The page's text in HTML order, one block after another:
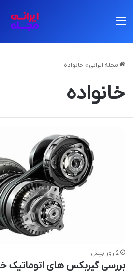
مجله ایرانی » خانواده
خانواده
2 روز پیش
بررسی گیربکس های اتوماتیک